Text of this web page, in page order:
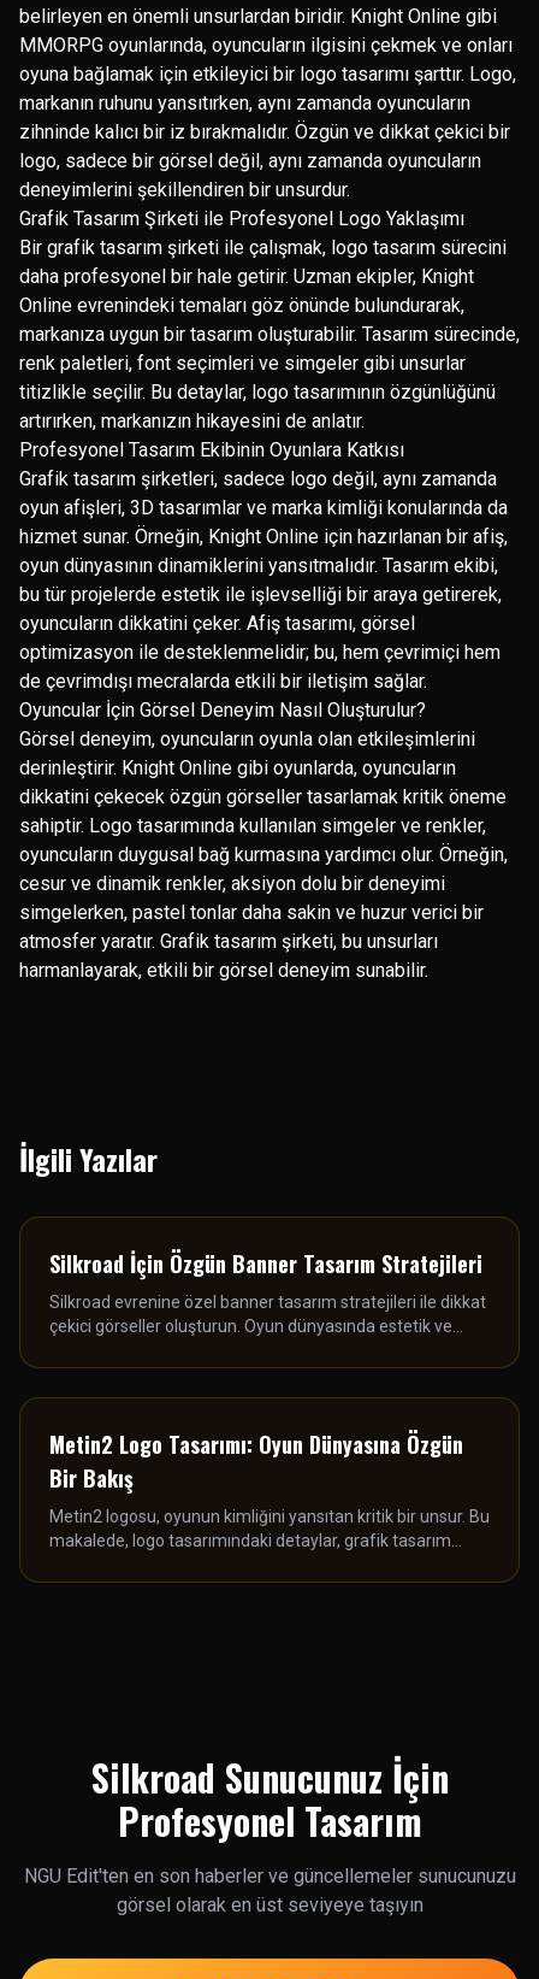
belirleyen en önemli unsurlardan biridir. Knight Online gibi
MMORPG oyunlarında, oyuncuların ilgisini çekmek ve onları
oyuna bağlamak için etkileyici bir logo tasarımı şarttır. Logo,
markanın ruhunu yansıtırken, aynı zamanda oyuncuların
zihninde kalıcı bir iz bırakmalıdır. Özgün ve dikkat çekici bir
logo, sadece bir görsel değil, aynı zamanda oyuncuların
deneyimlerini şekillendiren bir unsurdur.
Grafik Tasarım Şirketi ile Profesyonel Logo Yaklaşımı
Bir grafik tasarım şirketi ile çalışmak, logo tasarım sürecini
daha profesyonel bir hale getirir. Uzman ekipler, Knight
Online evrenindeki temaları göz önünde bulundurarak,
markanıza uygun bir tasarım oluşturabilir. Tasarım sürecinde,
renk paletleri, font seçimleri ve simgeler gibi unsurlar
titizlikle seçilir. Bu detaylar, logo tasarımının özgünlüğünü
artırırken, markanızın hikayesini de anlatır.
Profesyonel Tasarım Ekibinin Oyunlara Katkısı
Grafik tasarım şirketleri, sadece logo değil, aynı zamanda
oyun afişleri, 3D tasarımlar ve marka kimliği konularında da
hizmet sunar. Örneğin, Knight Online için hazırlanan bir afiş,
oyun dünyasının dinamiklerini yansıtmalıdır. Tasarım ekibi,
bu tür projelerde estetik ile işlevselliği bir araya getirerek,
oyuncuların dikkatini çeker. Afiş tasarımı, görsel
optimizasyon ile desteklenmelidir; bu, hem çevrimiçi hem
de çevrimdışı mecralarda etkili bir iletişim sağlar.
Oyuncular İçin Görsel Deneyim Nasıl Oluşturulur?
Görsel deneyim, oyuncuların oyunla olan etkileşimlerini
derinleştirir. Knight Online gibi oyunlarda, oyuncuların
dikkatini çekecek özgün görseller tasarlamak kritik öneme
sahiptir. Logo tasarımında kullanılan simgeler ve renkler,
oyuncuların duygusal bağ kurmasına yardımcı olur. Örneğin,
cesur ve dinamik renkler, aksiyon dolu bir deneyimi
simgelerken, pastel tonlar daha sakin ve huzur verici bir
atmosfer yaratır. Grafik tasarım şirketi, bu unsurları
harmanlayarak, etkili bir görsel deneyim sunabilir.
İlgili Yazılar
Silkroad İçin Özgün Banner Tasarım Stratejileri
Silkroad evrenine özel banner tasarım stratejileri ile dikkat
çekici görseller oluşturun. Oyun dünyasında estetik ve
Metin2 Logo Tasarımı: Oyun Dünyasına Özgün
Bir Bakış
Metin2 logosu, oyunun kimliğini yansıtan kritik bir unsur. Bu
makalede, logo tasarımındaki detaylar, grafik tasarım
Silkroad Sunucunuz İçin
Profesyonel Tasarım
NGU Edit'ten en son haberler ve güncellemeler sunucunuzu
görsel olarak en üst seviyeye taşıyın